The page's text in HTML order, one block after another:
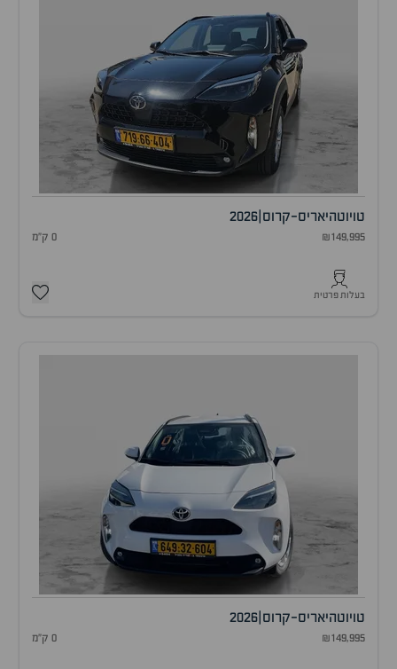
טויוטהיאריס-קרוס 2026
₪149,995 0 ק"מ
בעלות פרטית
טויוטהיאריס-קרוס 2026
₪149,995 0 ק"מ